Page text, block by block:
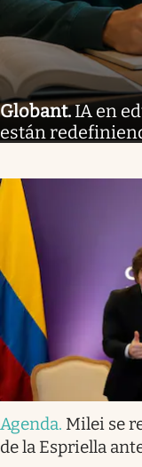
Globant.IA en
están
Agenda. Milei se
de la Espriella